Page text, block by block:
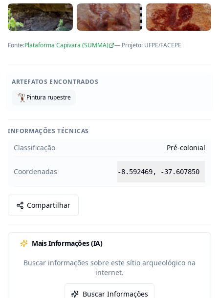
Fonte:Plataforma Capivara (SUMMA) — Projeto: UFPE/FACEPE
ARTEFATOS ENCONTRADOS
Pintura rupestre
INFORMAÇÕES TÉCNICAS
Classificação Pré-colonial
Coordenadas -8.592469, -37.607850
Compartilhar
Mais Informações (IA)
Buscar informações sobre este sítio arqueológico na
internet.
Buscar Informações